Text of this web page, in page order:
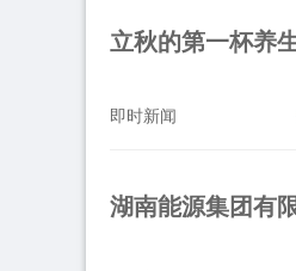
立秋的第一杯养
即时新闻
湖南能源集团有